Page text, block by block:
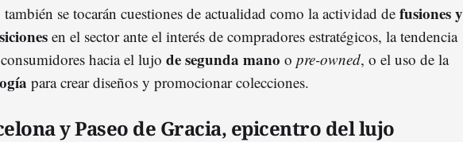
también se tocarán cuestiones de actualidad como la actividad de fusiones y
en el sector ante el interés de compradores estratégicos, la tendencia
hacia el lujo de segunda mano o pre-owned, o el uso de la
para crear diseños y promocionar colecciones.
y Paseo de Gracia, epicentro del lujo